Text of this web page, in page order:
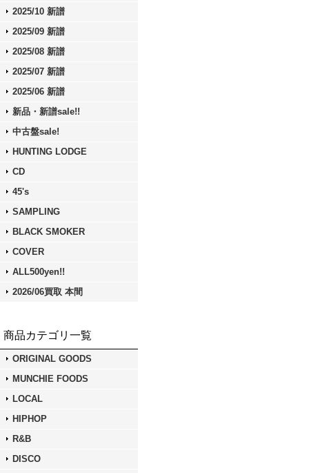
2025/10 新譜
2025/09 新譜
2025/08 新譜
2025/07 新譜
2025/06 新譜
新品・新譜sale!!
中古盤sale!
HUNTING LODGE
CD
45's
SAMPLING
BLACK SMOKER
COVER
ALL500yen!!
2026/06買取 本間
商品カテゴリ一覧
ORIGINAL GOODS
MUNCHIE FOODS
LOCAL
HIPHOP
R&B
DISCO